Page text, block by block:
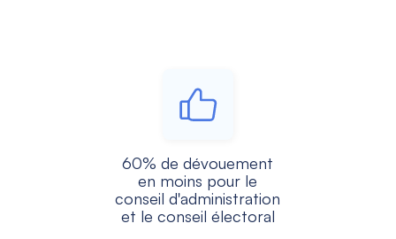
60% de dévouement
en moins pour le
conseil d'administration
et le conseil électoral